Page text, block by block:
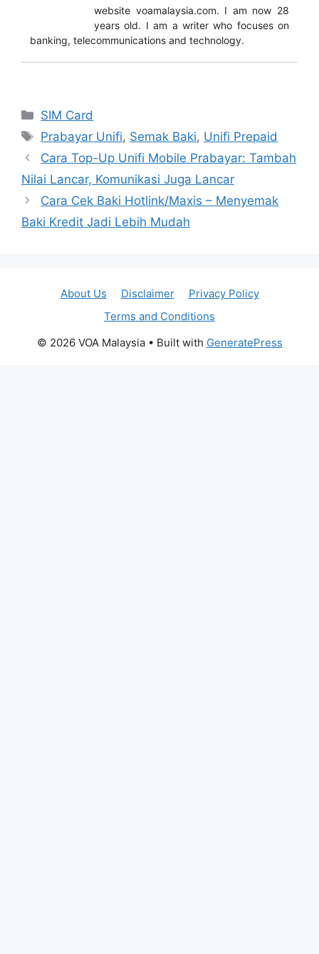
website voamalaysia.com. I am now 28
years old. I am a writer who focuses on
banking, telecommunications and technology.
Categories
SIM Card
Tags
Prabayar Unifi, Semak Baki, Unifi Prepaid
Cara Top-Up Unifi Mobile Prabayar: Tambah
Nilai Lancar, Komunikasi Juga Lancar
Cara Cek Baki Hotlink/Maxis – Menyemak
Baki Kredit Jadi Lebih Mudah
About Us Disclaimer
Privacy Policy
Terms and Conditions
© 2026 VOA Malaysia• Built with GeneratePress